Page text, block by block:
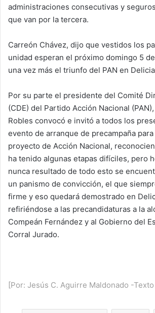
administraciones consecutivas y
que van por la tercera.
Carreón Chávez, dijo que vestidos los
unidad esperan el próximo domingo 5
una vez más el triunfo del PAN en
Por su parte el presidente del Comité
(CDE) del Partido Acción Nacional
Robles convocó e invitó a todos los
evento de arranque de precampaña
proyecto de Acción Nacional,
ha tenido algunas etapas difíciles, pero
nunca resultado de todo esto se
un panismo de convicción, el que
firme y eso quedará demostrado en
refiriéndose a las precandidaturas a la
Compeán Fernández y al Gobierno del
Corral Jurado.
[Por: Jesús C. Aguirre Maldonado -